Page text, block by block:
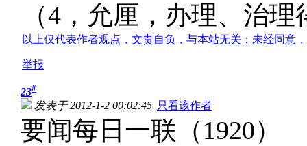
（4，允厘，办理、治
以上仅代表作者观点，文责自负，与本站无关；未经同意
举报
23#
发表于 2012-1-2 00:02:45 |只看该作者
要闻每日一联（1920）